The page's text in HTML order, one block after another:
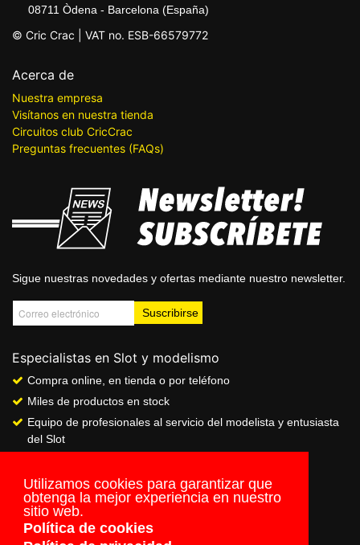
Utilizamos cookies para garantizar que
obtenga la mejor experiencia en nuestro
sitio web.
Política de cookies
08711 Òdena - Barcelona (España)
© Cric Crac | VAT no. ESB-66579772
Acerca de
Nuestra empresa
Visítanos en nuestra tienda
Circuitos club CricCrac
Preguntas frecuentes (FAQs)
Sigue nuestras novedades y ofertas mediante nuestro newsletter.
Especialistas en Slot y modelismo
Compra online, en tienda o por teléfono
Miles de productos en stock
Equipo de profesionales al servicio del modelista y entusiasta
del Slot
Servicio de pago seguro online
Envios a todo el mundo